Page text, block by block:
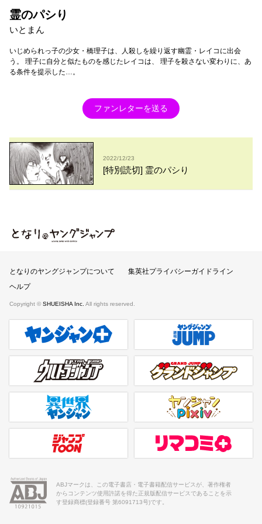
霊のパシり
いとまん
いじめられっ子の少女・橋理子は、人殺しを繰り返す幽霊・レイコに出会
う。 理子に自分と似たものを感じたレイコは、 理子を殺さない変わりに、あ
る条件を提示した…。
ファンレターを送る
2022/12/23
[特別読切] 霊のパシり
となりのヤングジャンプ
となりのヤングジャンプについて
集英社プライバシーガイドライン
ヘルプ
Copyright © SHUEISHA Inc. All rights reserved.
ヤンジャンプラス 週刊ヤングジャンプ公式サイト
ウルトラジャンプ グランドジャンプ
異世界ヤンジャン ヤンジャンpixiv
ジャンプTOON リマコミ＋
ABJマークは、この電子書店・電子書籍配信サービスが、著作権者
からコンテンツ使用許諾を得た正規版配信サービスであることを示
す登録商標(登録番号 第6091713号)です。